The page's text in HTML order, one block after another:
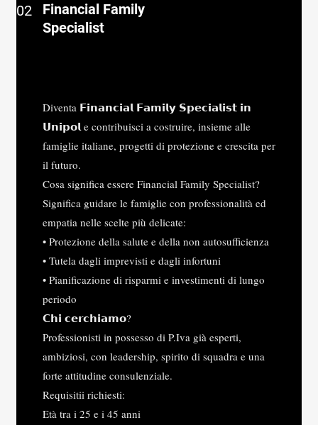
02
Financial Family
Specialist
Diventa 𝗙𝗶𝗻𝗮𝗻𝗰𝗶𝗮𝗹 𝗙𝗮𝗺𝗶𝗹𝘆 𝗦𝗽𝗲𝗰𝗶𝗮𝗹𝗶𝘀𝘁 𝗶𝗻
𝗨𝗻𝗶𝗽𝗼𝗹 e contribuisci a costruire, insieme alle
famiglie italiane, progetti di protezione e crescita per
il futuro.
Cosa significa essere Financial Family Specialist?
Significa guidare le famiglie con professionalità ed
empatia nelle scelte più delicate:
• Protezione della salute e della non autosufficienza
• Tutela dagli imprevisti e dagli infortuni
• Pianificazione di risparmi e investimenti di lungo
periodo
𝗖𝗵𝗶 𝗰𝗲𝗿𝗰𝗵𝗶𝗮𝗺𝗼?​
Professionisti in possesso di P.Iva già esperti,
ambiziosi, con leadership, spirito di squadra e una
forte attitudine consulenziale.
Requisitii richiesti:
Età tra i 25 e i 45 anni